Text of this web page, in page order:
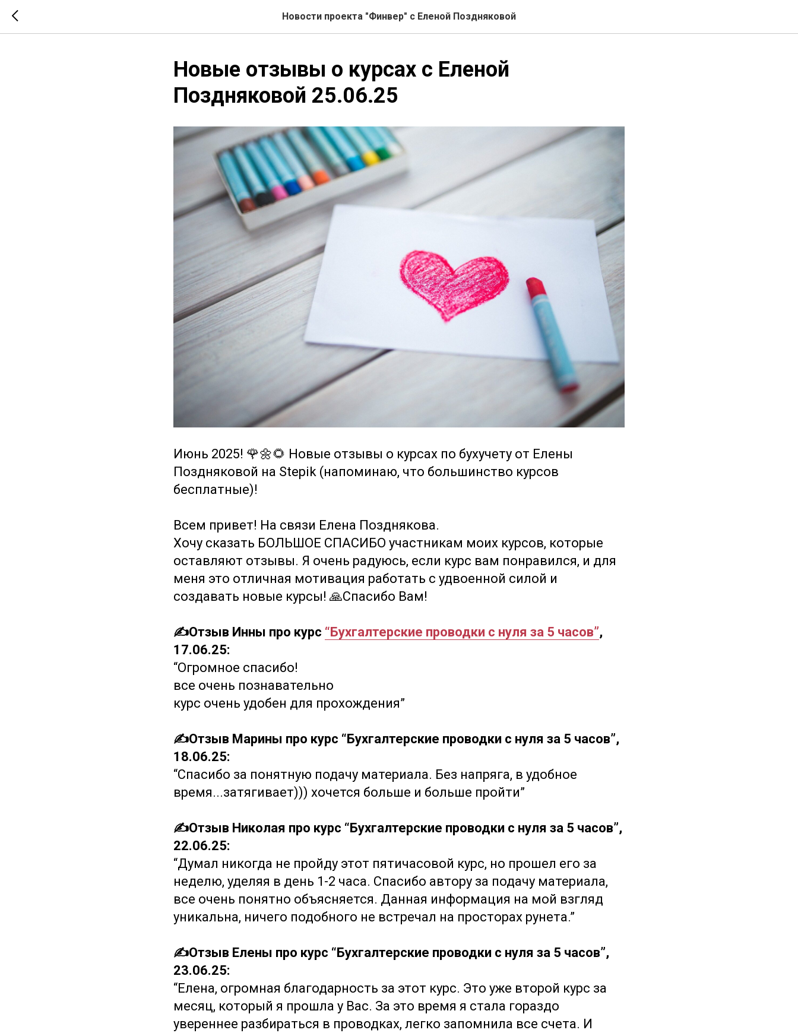
Новости проекта "Финвер" с Еленой Поздняковой
Новые отзывы о курсах с Еленой
Поздняковой 25.06.25
Июнь 2025! 🌹🌼🌻 Новые отзывы о курсах по бухучету от Елены
Поздняковой на Stepik (напоминаю, что большинство курсов
бесплатные)!
Всем привет! На связи Елена Позднякова.
Хочу сказать БОЛЬШОЕ СПАСИБО участникам моих курсов, которые
оставляют отзывы. Я очень радуюсь, если курс вам понравился, и для
меня это отличная мотивация работать с удвоенной силой и
создавать новые курсы! 🙏Спасибо Вам!
✍️Отзыв Инны про курс “Бухгалтерские проводки с нуля за 5 часов”,
17.06.25:
“Огромное спасибо!
все очень познавательно
курс очень удобен для прохождения”
✍️Отзыв Марины про курс “Бухгалтерские проводки с нуля за 5 часов”,
18.06.25:
“Спасибо за понятную подачу материала. Без напряга, в удобное
время...затягивает))) хочется больше и больше пройти”
✍️Отзыв Николая про курс “Бухгалтерские проводки с нуля за 5 часов”,
22.06.25:
“Думал никогда не пройду этот пятичасовой курс, но прошел его за
неделю, уделяя в день 1-2 часа. Спасибо автору за подачу материала,
все очень понятно объясняется. Данная информация на мой взгляд
уникальна, ничего подобного не встречал на просторах рунета.”
✍️Отзыв Елены про курс “Бухгалтерские проводки с нуля за 5 часов”,
23.06.25:
“Елена, огромная благодарность за этот курс. Это уже второй курс за
месяц, который я прошла у Вас. За это время я стала гораздо
увереннее разбираться в проводках, легко запомнила все счета. И